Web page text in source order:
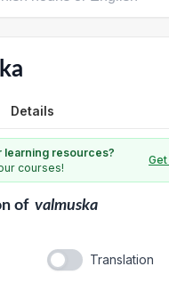
Details
learning resources?
courses!
of valmuska
Translation